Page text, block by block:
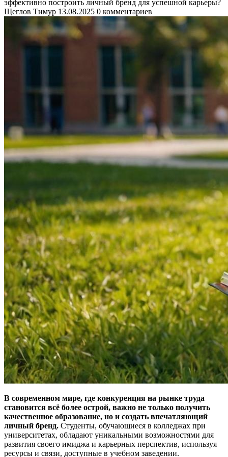
эффективно построить личный бренд для успешной карьеры?
Щеглов Тимур 13.08.2025 0 комментариев
В современном мире, где конкуренция на рынке труда
становится всё более острой, важно не только получить
качественное образование, но и создать впечатляющий
личный бренд. Студенты, обучающиеся в колледжах при
университетах, обладают уникальными возможностями для
развития своего имиджа и карьерных перспектив, используя
ресурсы и связи, доступные в учебном заведении.